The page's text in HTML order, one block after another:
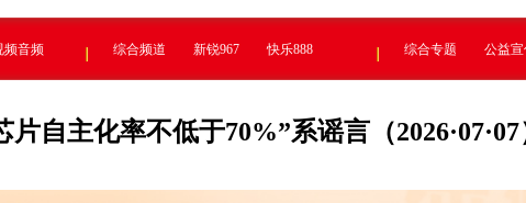
频音频 综合频道 新锐967 快乐888 综合专题 公益
自主化率不低于70%”系谣言（2026·07·07